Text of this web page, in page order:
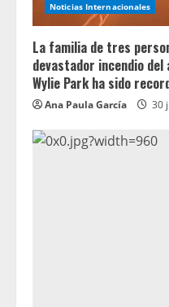
Noticias Internacionales
La familia de tres
devastador incendio
Wylie Park ha sido
Ana Paula García 30